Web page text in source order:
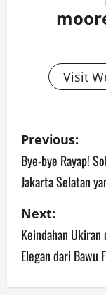
Visit
P
o
s
t
n
a
Previous:
Bye-bye Rayap!
Jakarta Selatan
Next:
Keindahan Ukiran
Elegan dari Bawu